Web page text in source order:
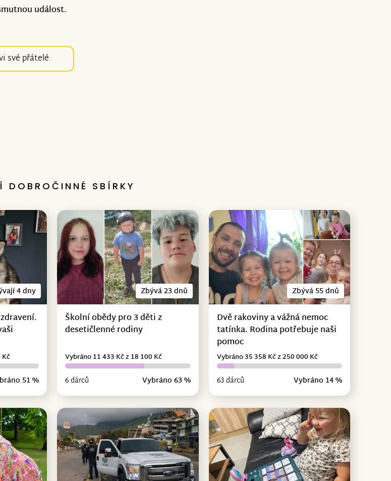
událost.
své přátelé
DOBROČINNÉ SBÍRKY
4 dny
51 %
Zbývá 23 dnů
Školní obědy pro 3 děti z
desetičlenné rodiny
6 dárců Vybráno 63 %
Vybráno 11 433 Kč z 18 100 Kč
Zbývá 55 dnů
Dvě rakoviny a vážná nemoc
tatínka. Rodina potřebuje naši
pomoc
63 dárců Vybráno 14 %
Vybráno 35 358 Kč z 250 000 Kč